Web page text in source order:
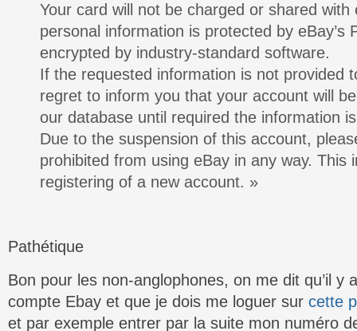
Your card will not be charged or shared with
personal information is protected by eBay’s
encrypted by industry-standard software.
If the requested information is not provided
regret to inform you that your account will
our database until required the information
Due to the suspension of this account,
prohibited from using eBay in any way. This
registering of a new account. »
Pathétique
Bon pour les non-anglophones, on me dit qu’il y
compte Ebay et que je dois me loguer sur cette
et par exemple entrer par la suite mon numéro